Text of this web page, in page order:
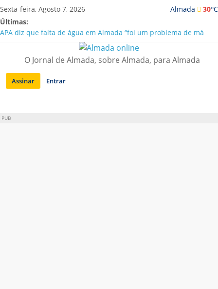
Saltar
para
conteúdo
Almada 30oC
Sexta-feira, Agosto 7, 2026
Últimas:
APA diz que falta de água em Almada “foi um problema de má
Laranjeiro | Cultura pop asiática invade a Casa Amarela
Ponte 25 de Abril celebra 60 anos com programa cultural entre
Lisboa e Almada
Situação de alerta em Almada renovada até final de Agosto
O Jornal de Almada, sobre Almada, para Almada
Assinar Entrar
PUB